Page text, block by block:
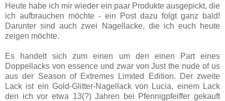
Heute habe ich mir wieder ein paar Produkte ausgepickt, die
ich aufbrauchen möchte - ein Post dazu folgt ganz bald!
Darunter sind auch zwei Nagellacke, die ich euch heute
zeigen möchte.
Es handelt sich zum einen um den einen Part eines
Doppellacks von essence und zwar von Just the nude of us
aus der Season of Extremes Limited Edition. Der zweite
Lack ist ein Gold-Glitter-Nagellack von Lucia, einem Lack
den ich vor etwa 13(?) Jahren bei Pfennigpfeiffer gekauft